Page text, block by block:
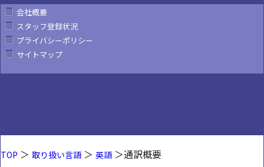
TOP ＞ 取り扱い言語＞ 英語＞通訳概要